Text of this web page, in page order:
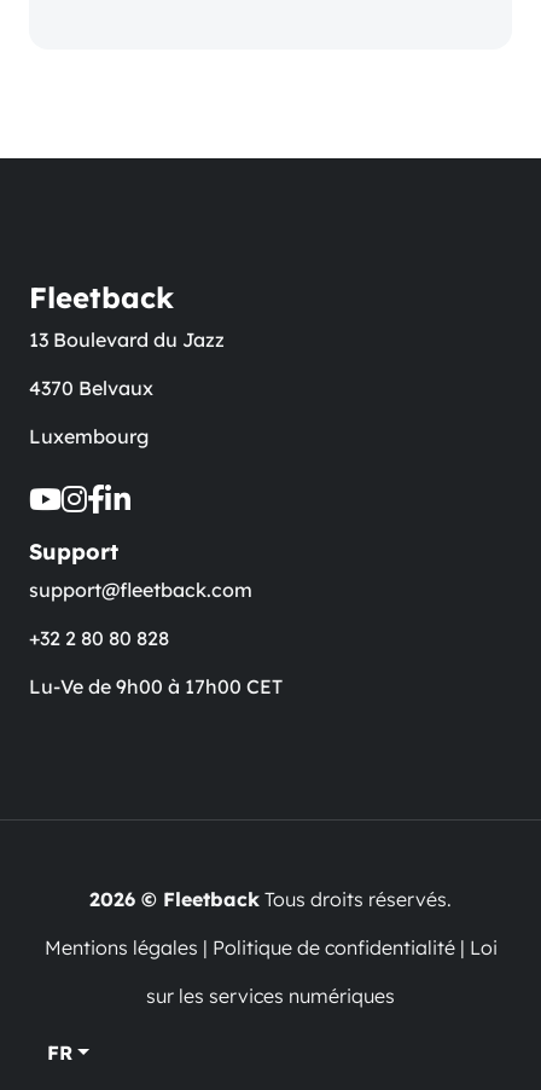
Fleetback
13 Boulevard du Jazz
4370 Belvaux
Luxembourg
Support
support@fleetback.com
+32 2 80 80 828
Lu-Ve de 9h00 à 17h00 CET
2026 © Fleetback Tous droits réservés.
Mentions légales | Politique de confidentialité| Loi
sur les services numériques
FR